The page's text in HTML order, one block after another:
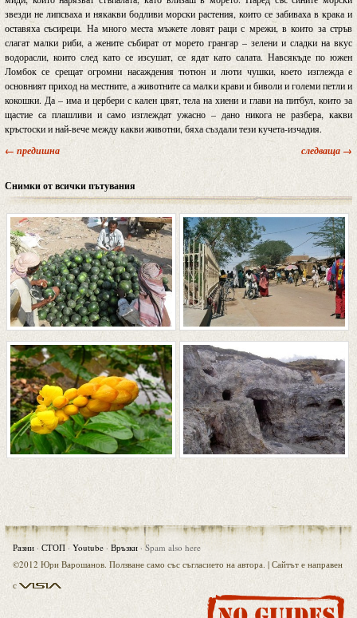
звезди не липсваха и някакви бодливи морски растения, които се забиваха в крака и
оставяха съсиреци. На много места мъжете ловят раци с мрежи, в които за стръв
слагат малки риби, а жените събират от морето грангар – зелени и сладки на вкус
водорасли, които след като се изсушат, се ядат като салата. Навсякъде по южен
Ломбок се срещат огромни насаждения тютюн и люти чушки, което изглежда е
основният приход на местните, а животните са малки крави и биволи и големи петли и
кокошки. Да – има и цербери с кален цвят, тела на хиени и глави на питбул, които за
щастие са плашливи и само изглеждат ужасно – дано никога не разбера, какви
кръстоски и най-вече между какви животни, бяха създали тези кучета-изчадия.
← предишна следваща →
Снимки от всички пътувания
Разни · СТОП · Youtube · Връзки · Spam also here
©2012 Юри Варошанов. Ползване само със съгласието на автора. | Сайтът е направен
с Visia